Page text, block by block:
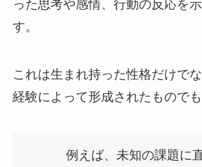
った思考や感情、行動の反応を
す。
これは生まれ持った性格だけで
経験によって形成されたものでも
例えば、未知の課題に